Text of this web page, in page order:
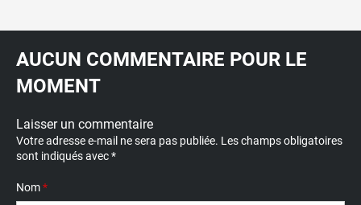
AUCUN COMMENTAIRE POUR LE
MOMENT
Laisser un commentaire
Votre adresse e-mail ne sera pas publiée. Les champs obligatoires
sont indiqués avec*
Nom*